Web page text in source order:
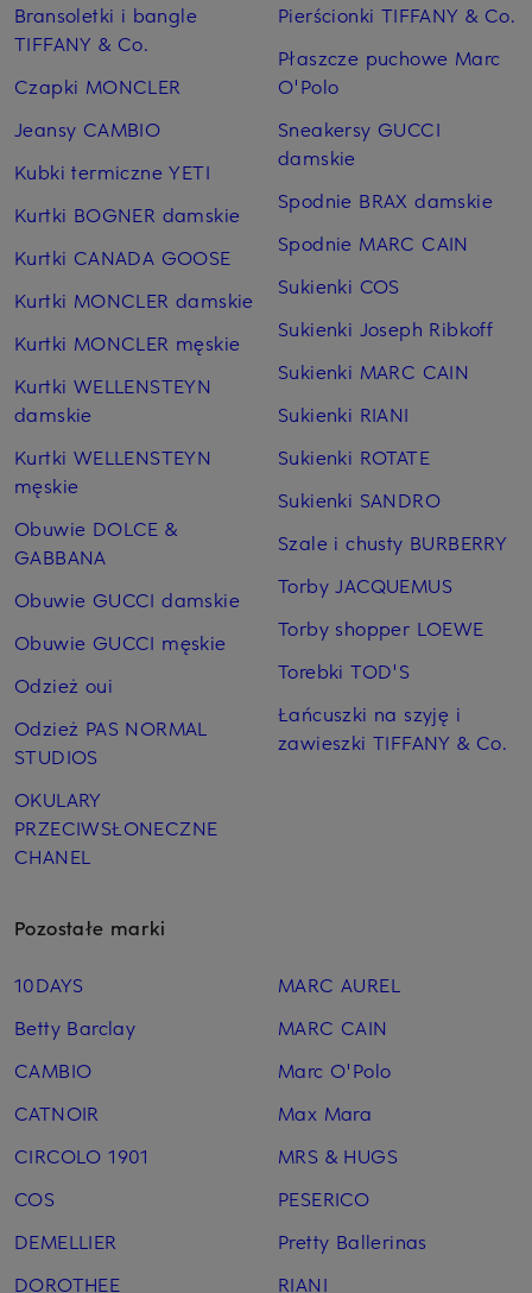
Bransoletki i bangle
TIFFANY & Co.
Czapki MONCLER
Jeansy CAMBIO
Kubki termiczne YETI
Kurtki BOGNER damskie
Kurtki CANADA GOOSE
Kurtki MONCLER damskie
Kurtki MONCLER męskie
Kurtki WELLENSTEYN
damskie
Kurtki WELLENSTEYN
męskie
Obuwie DOLCE &
GABBANA
Obuwie GUCCI damskie
Obuwie GUCCI męskie
Odzież oui
Odzież PAS NORMAL
STUDIOS
OKULARY
PRZECIWSŁONECZNE
CHANEL
Pierścionki TIFFANY & Co.
Płaszcze puchowe Marc
O'Polo
Sneakersy GUCCI
damskie
Spodnie BRAX damskie
Spodnie MARC CAIN
Sukienki COS
Sukienki Joseph Ribkoff
Sukienki MARC CAIN
Sukienki RIANI
Sukienki ROTATE
Sukienki SANDRO
Szale i chusty BURBERRY
Torby JACQUEMUS
Torby shopper LOEWE
Torebki TOD'S
Łańcuszki na szyję i
zawieszki TIFFANY & Co.
Pozostałe marki
10DAYS
Betty Barclay
CAMBIO
CATNOIR
CIRCOLO 1901
COS
DEMELLIER
DOROTHEE
MARC AUREL
MARC CAIN
Marc O'Polo
Max Mara
MRS & HUGS
PESERICO
Pretty Ballerinas
RIANI